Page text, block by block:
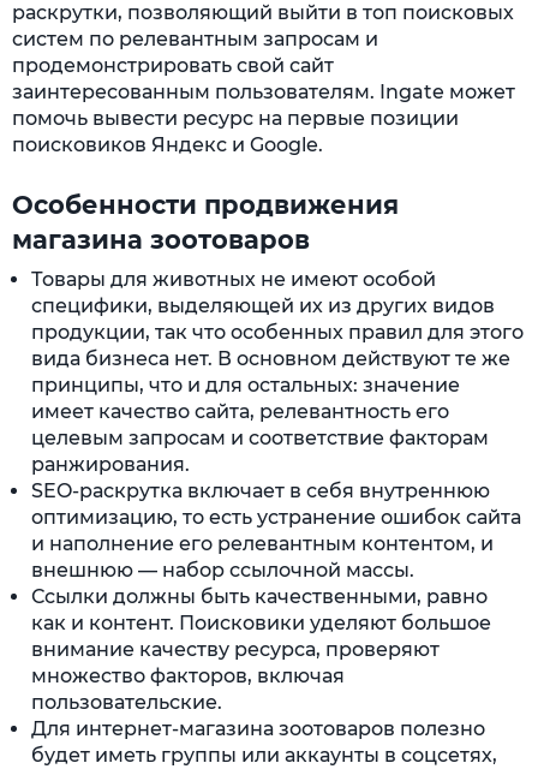
раскрутки, позволяющий выйти в топ поисковых
систем по релевантным запросам и
продемонстрировать свой сайт
заинтересованным пользователям. Ingate может
помочь вывести ресурс на первые позиции
поисковиков Яндекс и Google.
Особенности продвижения
магазина зоотоваров
Товары для животных не имеют особой
специфики, выделяющей их из других видов
продукции, так что особенных правил для этого
вида бизнеса нет. В основном действуют те же
принципы, что и для остальных: значение
имеет качество сайта, релевантность его
целевым запросам и соответствие факторам
ранжирования.
SEO-раскрутка включает в себя внутреннюю
оптимизацию, то есть устранение ошибок сайта
и наполнение его релевантным контентом, и
внешнюю — набор ссылочной массы.
Ссылки должны быть качественными, равно
как и контент. Поисковики уделяют большое
внимание качеству ресурса, проверяют
множество факторов, включая
пользовательские.
Для интернет-магазина зоотоваров полезно
будет иметь группы или аккаунты в соцсетях,